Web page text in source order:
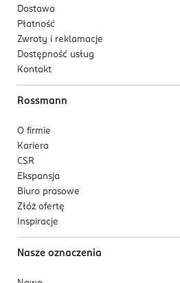
Dostawa
Płatność
Zwroty i reklamacje
Dostępność usług
Kontakt
Rossmann
O firmie
Kariera
CSR
Ekspansja
Biuro prasowe
Złóż ofertę
Inspiracje
Nasze oznaczenia